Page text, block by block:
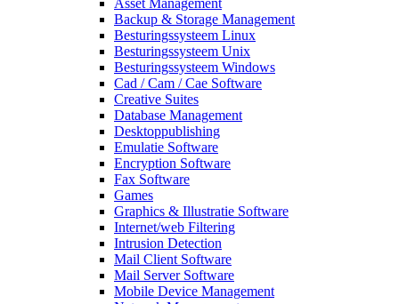
Backup & Storage Management
Besturingssysteem Linux
Besturingssysteem Unix
Besturingssysteem Windows
Cad / Cam / Cae Software
Creative Suites
Database Management
Desktoppublishing
Emulatie Software
Encryption Software
Fax Software
Games
Graphics & Illustratie Software
Internet/web Filtering
Intrusion Detection
Mail Client Software
Mail Server Software
Mobile Device Management